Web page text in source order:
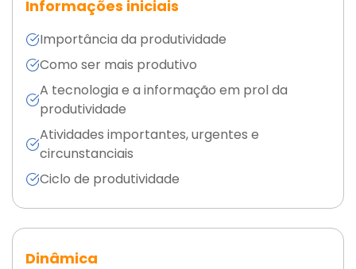
Informações iniciais
Importância da produtividade
Como ser mais produtivo
A tecnologia e a informação em prol da
produtividade
Atividades importantes, urgentes e
circunstanciais
Ciclo de produtividade
Dinâmica